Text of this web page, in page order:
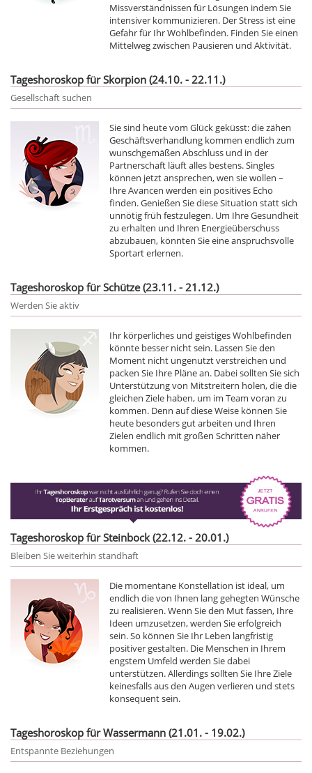
Missverständnissen für Lösungen indem Sie
intensiver kommunizieren. Der Stress ist eine
Gefahr für Ihr Wohlbefinden. Finden Sie einen
Mittelweg zwischen Pausieren und Aktivität.
Tageshoroskop für Skorpion (24.10. - 22.11.)
Gesellschaft suchen
Sie sind heute vom Glück geküsst: die zähen
Geschäftsverhandlung kommen endlich zum
wunschgemäßen Abschluss und in der
Partnerschaft läuft alles bestens. Singles
können jetzt ansprechen, wen sie wollen –
Ihre Avancen werden ein positives Echo
finden. Genießen Sie diese Situation statt sich
unnötig früh festzulegen. Um Ihre Gesundheit
zu erhalten und Ihren Energieüberschuss
abzubauen, könnten Sie eine anspruchsvolle
Sportart erlernen.
Tageshoroskop für Schütze (23.11. - 21.12.)
Werden Sie aktiv
Ihr körperliches und geistiges Wohlbefinden
könnte besser nicht sein. Lassen Sie den
Moment nicht ungenutzt verstreichen und
packen Sie Ihre Pläne an. Dabei sollten Sie sich
Unterstützung von Mitstreitern holen, die die
gleichen Ziele haben, um im Team voran zu
kommen. Denn auf diese Weise können Sie
heute besonders gut arbeiten und Ihren
Zielen endlich mit großen Schritten näher
kommen.
Tageshoroskop für Steinbock (22.12. - 20.01.)
Bleiben Sie weiterhin standhaft
Die momentane Konstellation ist ideal, um
endlich die von Ihnen lang gehegten Wünsche
zu realisieren. Wenn Sie den Mut fassen, Ihre
Ideen umzusetzen, werden Sie erfolgreich
sein. So können Sie Ihr Leben langfristig
positiver gestalten. Die Menschen in Ihrem
engstem Umfeld werden Sie dabei
unterstützen. Allerdings sollten Sie Ihre Ziele
keinesfalls aus den Augen verlieren und stets
konsequent sein.
Tageshoroskop für Wassermann (21.01. - 19.02.)
Entspannte Beziehungen